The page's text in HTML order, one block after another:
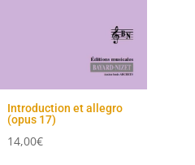
Introduction et allegro
(opus 17)
14,00€